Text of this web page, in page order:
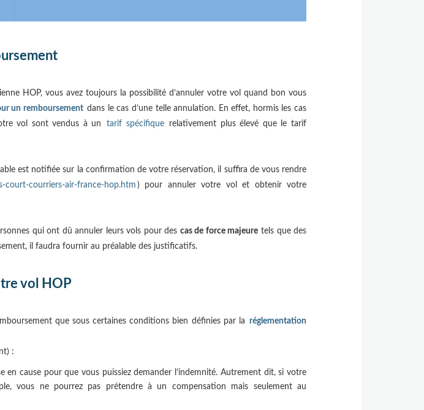
HOP, vous avez toujours la possibilité d’annuler votre vol quand bon vous
un remboursement dans le cas d’une telle annulation. En effet, hormis les cas
vol sont vendus à un
tarif spécifique
relativement plus élevé que le tarif
est notifiée sur la confirmation de votre réservation, il suffira de vous rendre
courriers-air-france-hop.htm ) pour annuler votre vol et obtenir votre
qui ont dû annuler leurs vols pour des cas de force majeure tels que des
il faudra fournir au préalable des justificatifs.
vol HOP
que sous certaines conditions bien définies par la réglementation
:
en cause pour que vous puissiez demander l’indemnité. Autrement dit, si votre
vous ne pourrez pas prétendre à un compensation mais seulement au